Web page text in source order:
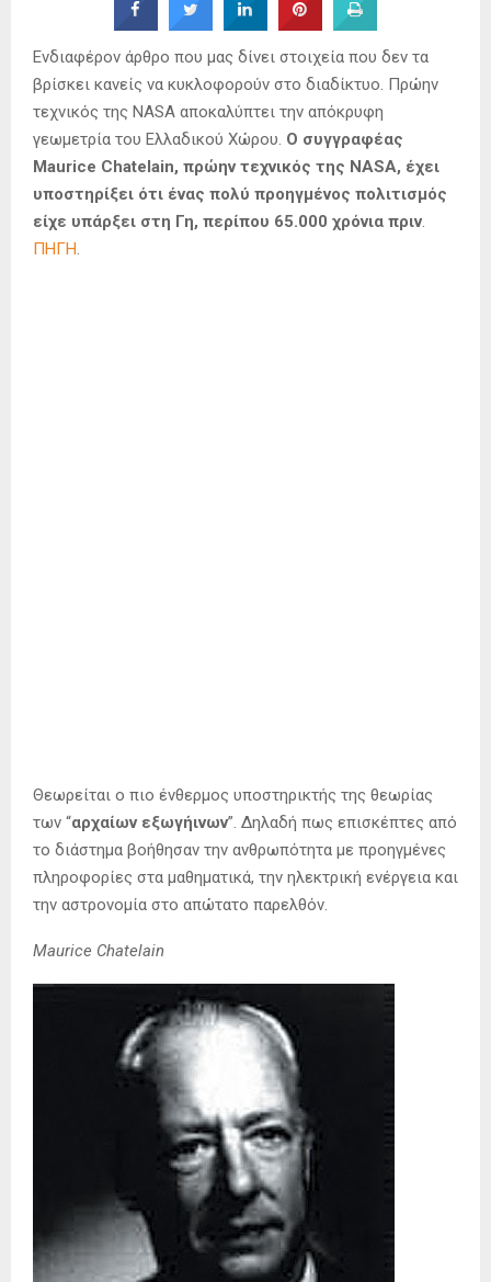
Ενδιαφέρον άρθρο που μας δίνει στοιχεία που δεν τα
βρίσκει κανείς να κυκλοφορούν στο διαδίκτυο. Πρώην
τεχνικός της NASA αποκαλύπτει την απόκρυφη
γεωμετρία του Ελλαδικού Χώρου. Ο συγγραφέας
Maurice Chatelain, πρώην τεχνικός της NASA, έχει
υποστηρίξει ότι ένας πολύ προηγμένος πολιτισμός
είχε υπάρξει στη Γη, περίπου 65.000 χρόνια πριν.
ΠΗΓΗ.
Θεωρείται ο πιο ένθερμος υποστηρικτής της θεωρίας
των “αρχαίων εξωγήινων”. Δηλαδή πως επισκέπτες από
το διάστημα βοήθησαν την ανθρωπότητα με προηγμένες
πληροφορίες στα μαθηματικά, την ηλεκτρική ενέργεια και
την αστρονομία στο απώτατο παρελθόν.
Maurice Chatelain